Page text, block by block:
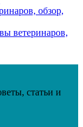
ветеринаров,
статьи и